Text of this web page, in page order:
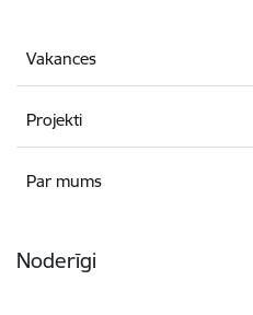
Vakances
Projekti
Par mums
Noderīgi